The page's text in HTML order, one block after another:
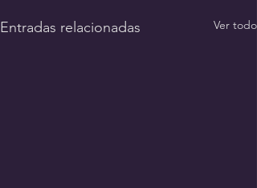
Entradas relacionadas Ver todo